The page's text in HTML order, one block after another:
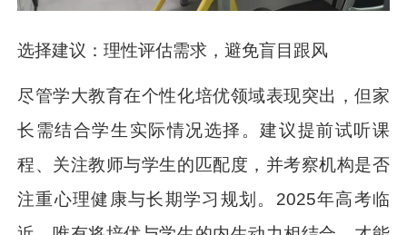
选择建议：理性评估需求，避免盲目跟风
尽管学大教育在个性化培优领域表现突出，但家
长需结合学生实际情况选择。建议提前试听课
程、关注教师与学生的匹配度，并考察机构是否
注重心理健康与长期学习规划。2025年高考临